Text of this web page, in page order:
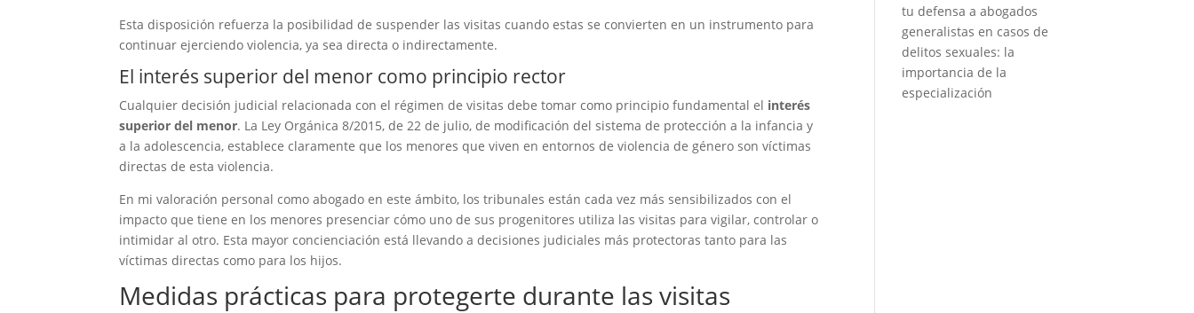
Esta disposición refuerza la posibilidad de suspender las visitas cuando estas se convierten en un instrumento para
continuar ejerciendo violencia, ya sea directa o indirectamente.
El interés superior del menor como principio rector
Cualquier decisión judicial relacionada con el régimen de visitas debe tomar como principio fundamental el interés
superior del menor. La Ley Orgánica 8/2015, de 22 de julio, de modificación del sistema de protección a la infancia y
a la adolescencia, establece claramente que los menores que viven en entornos de violencia de género son víctimas
directas de esta violencia.
En mi valoración personal como abogado en este ámbito, los tribunales están cada vez más sensibilizados con el
impacto que tiene en los menores presenciar cómo uno de sus progenitores utiliza las visitas para vigilar, controlar o
intimidar al otro. Esta mayor concienciación está llevando a decisiones judiciales más protectoras tanto para las
víctimas directas como para los hijos.
Medidas prácticas para protegerte durante las visitas
tu defensa a abogados
generalistas en casos de
delitos sexuales: la
importancia de la
especialización